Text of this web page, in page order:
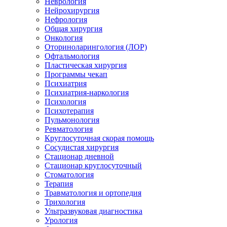
Нейрохирургия
Нефрология
Общая хирургия
Онкология
Оториноларингология (ЛОР)
Офтальмология
Пластическая хирургия
Программы чекап
Психиатрия
Психиатрия-наркология
Психология
Психотерапия
Пульмонология
Ревматология
Круглосуточная скорая помощь
Сосудистая хирургия
Стационар дневной
Стационар круглосуточный
Стоматология
Терапия
Травматология и ортопедия
Трихология
Ультразвуковая диагностика
Урология